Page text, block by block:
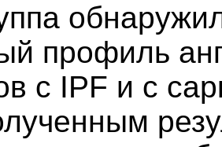
профиль
с IPF и с